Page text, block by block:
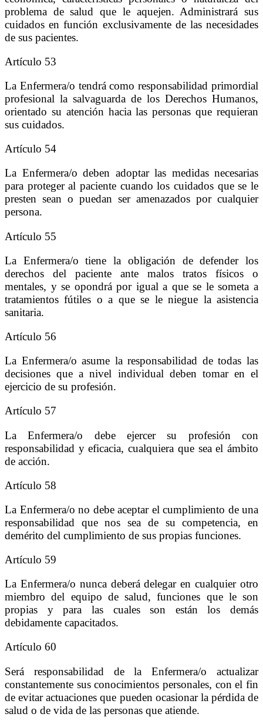
problema de salud que le aquejen. Administrará sus
cuidados en función exclusivamente de las necesidades
de sus pacientes.
Artículo 53
La Enfermera/o tendrá como responsabilidad primordial
profesional la salvaguarda de los Derechos Humanos,
orientado su atención hacia las personas que requieran
sus cuidados.
Artículo 54
La Enfermera/o deben adoptar las medidas necesarias
para proteger al paciente cuando los cuidados que se le
presten sean o puedan ser amenazados por cualquier
persona.
Artículo 55
La Enfermera/o tiene la obligación de defender los
derechos del paciente ante malos tratos físicos o
mentales, y se opondrá por igual a que se le someta a
tratamientos fútiles o a que se le niegue la asistencia
sanitaria.
Artículo 56
La Enfermera/o asume la responsabilidad de todas las
decisiones que a nivel individual deben tomar en el
ejercicio de su profesión.
Artículo 57
La Enfermera/o debe ejercer su profesión con
responsabilidad y eficacia, cualquiera que sea el ámbito
de acción.
Artículo 58
La Enfermera/o no debe aceptar el cumplimiento de una
responsabilidad que nos sea de su competencia, en
demérito del cumplimiento de sus propias funciones.
Artículo 59
La Enfermera/o nunca deberá delegar en cualquier otro
miembro del equipo de salud, funciones que le son
propias y para las cuales son están los demás
debidamente capacitados.
Artículo 60
Será responsabilidad de la Enfermera/o actualizar
constantemente sus conocimientos personales, con el fin
de evitar actuaciones que pueden ocasionar la pérdida de
salud o de vida de las personas que atiende.